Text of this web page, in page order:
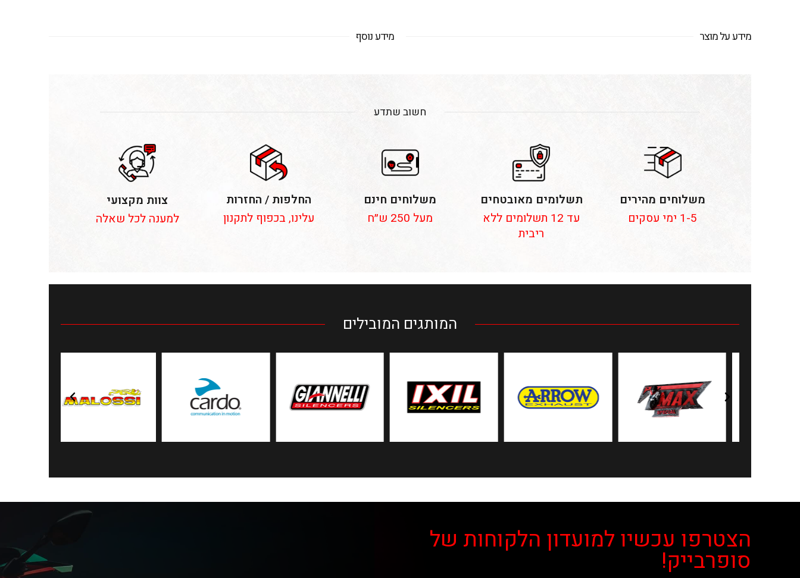
מידע על מוצר מידע נוסף
חשוב שתדע
משלוחים מהירים
1-5 ימי עסקים
תשלומים מאובטחים
עד 12 תשלומים ללא
ריבית
משלוחים חינם
מעל 250 ש״ח
החלפות / החזרות
עלינו, בכפוף לתקנון
צוות מקצועי
למענה לכל שאלה
המותגים המובילים
הצטרפו עכשיו למועדון הלקוחות של
סופרבייק!